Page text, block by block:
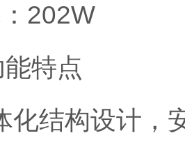
202W
特点
化结构设计，